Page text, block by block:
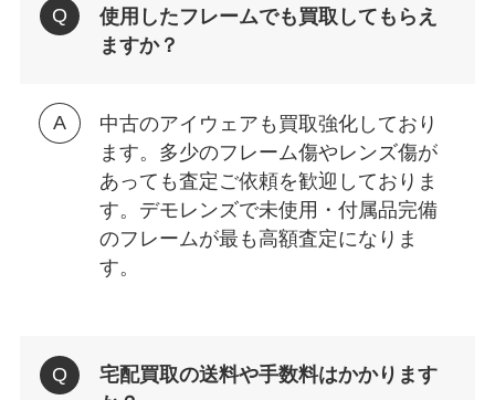
使用したフレームでも買取してもらえ
ますか？
中古のアイウェアも買取強化しており
ます。多少のフレーム傷やレンズ傷が
あっても査定ご依頼を歓迎しておりま
す。デモレンズで未使用・付属品完備
のフレームが最も高額査定になりま
す。
宅配買取の送料や手数料はかかります